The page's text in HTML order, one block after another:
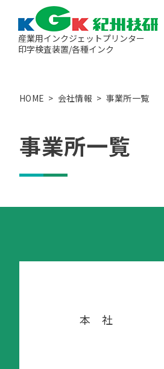
産業用インクジェットプリンター
印字検査装置/各種インク
HOME 会社情報 事業所一覧
事業所一覧
本 社